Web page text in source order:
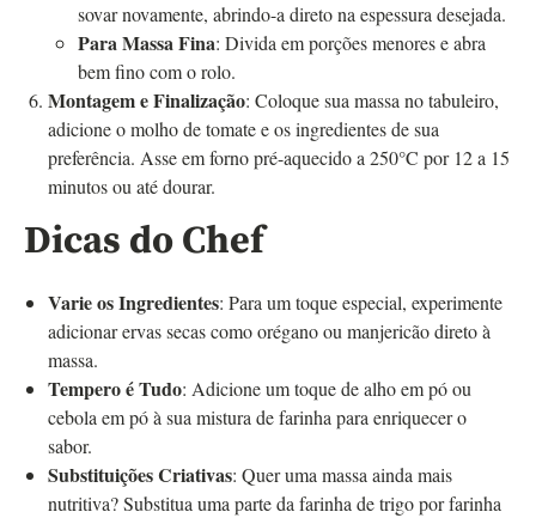
sovar novamente, abrindo-a direto na espessura desejada.
Para Massa Fina: Divida em porções menores e abra
bem fino com o rolo.
Montagem e Finalização: Coloque sua massa no tabuleiro,
adicione o molho de tomate e os ingredientes de sua
preferência. Asse em forno pré-aquecido a 250°C por 12 a 15
minutos ou até dourar.
Dicas do Chef
Varie os Ingredientes: Para um toque especial, experimente
adicionar ervas secas como orégano ou manjericão direto à
massa.
Tempero é Tudo: Adicione um toque de alho em pó ou
cebola em pó à sua mistura de farinha para enriquecer o
sabor.
Substituições Criativas: Quer uma massa ainda mais
nutritiva? Substitua uma parte da farinha de trigo por farinha